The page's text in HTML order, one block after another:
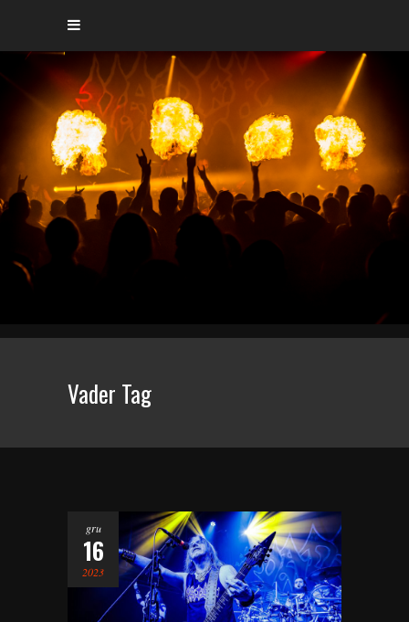
Vader Tag
gru
16
2023